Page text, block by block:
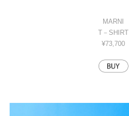
MARNI
T－SHIRT
¥73,700